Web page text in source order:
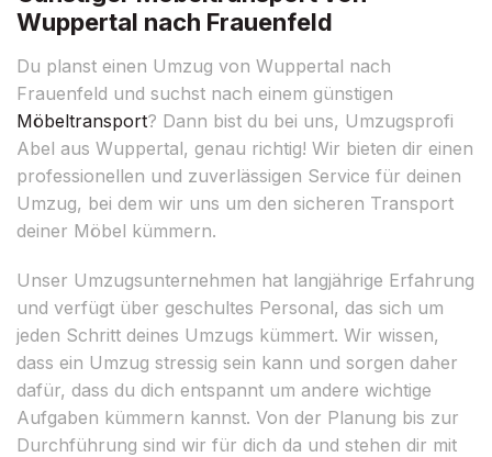
Wuppertal nach Frauenfeld
Du planst einen Umzug von Wuppertal nach
Frauenfeld und suchst nach einem günstigen
Möbeltransport? Dann bist du bei uns, Umzugsprofi
Abel aus Wuppertal, genau richtig! Wir bieten dir einen
professionellen und zuverlässigen Service für deinen
Umzug, bei dem wir uns um den sicheren Transport
deiner Möbel kümmern.
Unser Umzugsunternehmen hat langjährige Erfahrung
und verfügt über geschultes Personal, das sich um
jeden Schritt deines Umzugs kümmert. Wir wissen,
dass ein Umzug stressig sein kann und sorgen daher
dafür, dass du dich entspannt um andere wichtige
Aufgaben kümmern kannst. Von der Planung bis zur
Durchführung sind wir für dich da und stehen dir mit